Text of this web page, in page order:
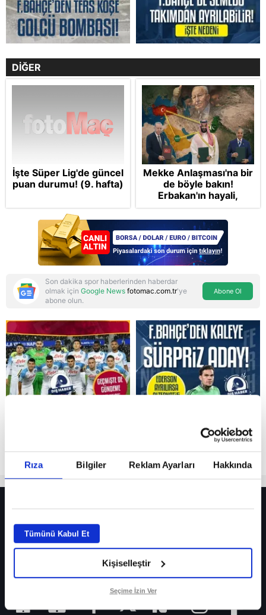
Rıza Bilgiler Reklam Ayarları Hakkında
Tümünü Kabul Et
Kişiselleştir
Seçime İzin Ver
Reddet
DİĞER
İşte Süper Lig'de güncel
puan durumu! (9. hafta)
Mekke Anlaşması'na bir
de böyle bakın!
Erbakan'ın hayali,
Cumhur'un vizyonu:
İslam NATO'suna
Başkan Erdoğan mührü
Son dakika spor haberlerinden haberdar
olmak için Google News fotomac.com.tr'ye
abone olun.
Abone Ol
Fenerbahçe’de sürpriz ayrılık ihtimali! Devre arasında gelmişti
Fenerbahçe’nin yeni transferi Mason Greenwood için olay sözler!
Galatasaray’da rota yeniden Thiago Almada!